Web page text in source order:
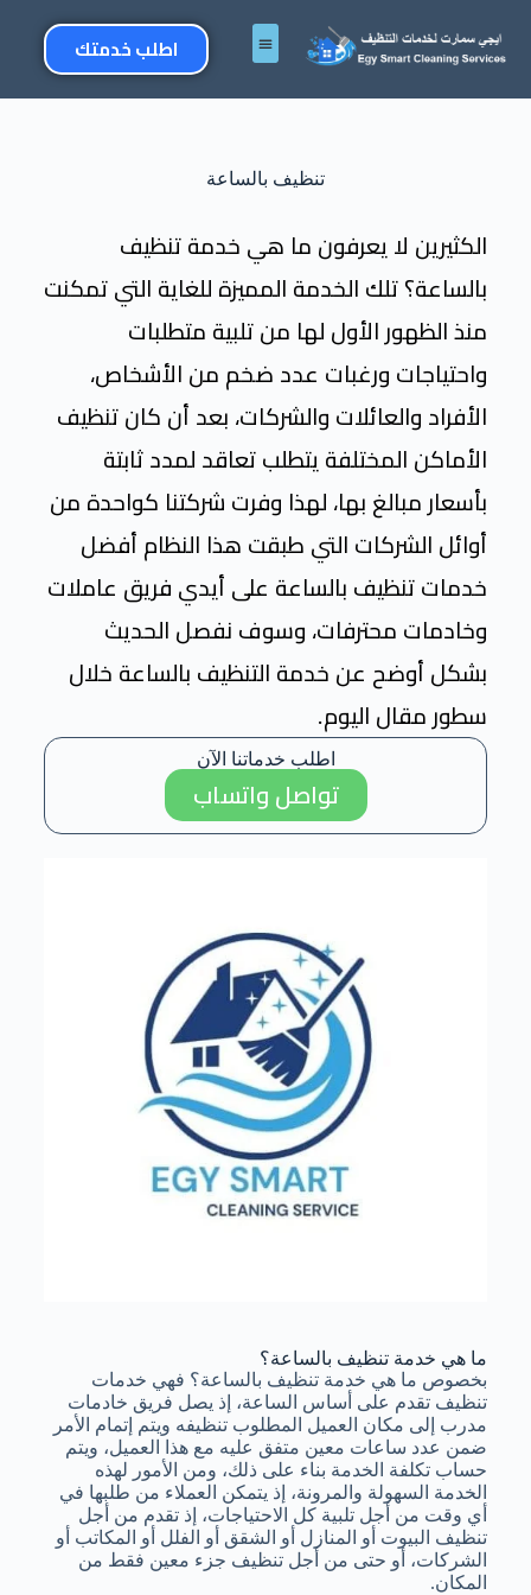
اطلب خدمتك
تنظيف بالساعة
الكثيرين لا يعرفون ما هي خدمة تنظيف
بالساعة؟ تلك الخدمة المميزة للغاية التي تمكنت
منذ الظهور الأول لها من تلبية متطلبات
واحتياجات ورغبات عدد ضخم من الأشخاص،
الأفراد والعائلات والشركات، بعد أن كان تنظيف
الأماكن المختلفة يتطلب تعاقد لمدد ثابتة
بأسعار مبالغ بها، لهذا وفرت شركتنا كواحدة من
أوائل الشركات التي طبقت هذا النظام أفضل
خدمات تنظيف بالساعة على أيدي فريق عاملات
وخادمات محترفات، وسوف نفصل الحديث
بشكل أوضح عن خدمة التنظيف بالساعة خلال
سطور مقال اليوم.
اطلب خدماتنا الآن
تواصل واتساب
ما هي خدمة تنظيف بالساعة؟
بخصوص ما هي خدمة تنظيف بالساعة؟ فهي خدمات
تنظيف تقدم على أساس الساعة، إذ يصل فريق خادمات
مدرب إلى مكان العميل المطلوب تنظيفه ويتم إتمام الأمر
ضمن عدد ساعات معين متفق عليه مع هذا العميل، ويتم
حساب تكلفة الخدمة بناء على ذلك، ومن الأمور لهذه
الخدمة السهولة والمرونة، إذ يتمكن العملاء من طلبها في
أي وقت من أجل تلبية كل الاحتياجات، إذ تقدم من أجل
تنظيف البيوت أو المنازل أو الشقق أو الفلل أو المكاتب أو
الشركات، أو حتى من أجل تنظيف جزء معين فقط من
المكان.